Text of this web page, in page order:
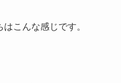
こんな感じです。